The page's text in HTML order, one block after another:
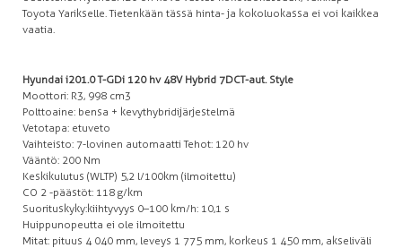
Toyota Yarikselle. Tietenkään tässä hinta- ja kokoluokassa ei voi kaikkea
vaatia.
Hyundai i20 1.0 T-GDi 120 hv 48V Hybrid 7DCT-aut. Style
Moottori: R3, 998 cm3
Polttoaine: bensa + kevythybridijärjestelmä
Vetotapa: etuveto
Vaihteisto: 7-lovinen automaatti Tehot: 120 hv
Vääntö: 200 Nm
Keskikulutus (WLTP) 5,2 l/100km (ilmoitettu)
CO 2 -päästöt: 118 g/km
Suorituskyky: kiihtyvyys 0–100 km/h: 10,1 s
Huippunopeutta ei ole ilmoitettu
Mitat: pituus 4 040 mm, leveys 1 775 mm, korkeus 1 450 mm, akseliväli